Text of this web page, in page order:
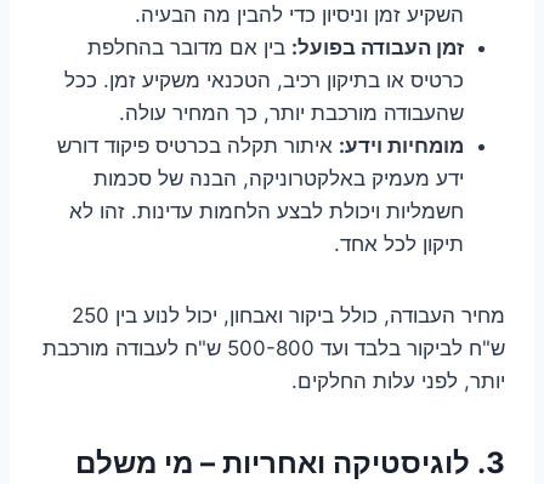
השקיע זמן וניסיון כדי להבין מה הבעיה.
זמן העבודה בפועל: בין אם מדובר בהחלפת
כרטיס או בתיקון רכיב, הטכנאי משקיע זמן. ככל
שהעבודה מורכבת יותר, כך המחיר עולה.
מומחיות וידע: איתור תקלה בכרטיס פיקוד דורש
ידע מעמיק באלקטרוניקה, הבנה של סכמות
חשמליות ויכולת לבצע הלחמות עדינות. זהו לא
תיקון לכל אחד.
מחיר העבודה, כולל ביקור ואבחון, יכול לנוע בין 250
ש"ח לביקור בלבד ועד 500-800 ש"ח לעבודה מורכבת
יותר, לפני עלות החלקים.
3. לוגיסטיקה ואחריות – מי משלם